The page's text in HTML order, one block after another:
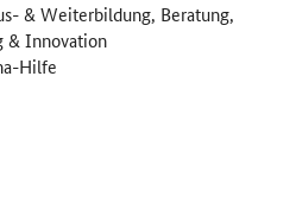
& Weiterbildung, Beratung,
& Innovation
Hilfe